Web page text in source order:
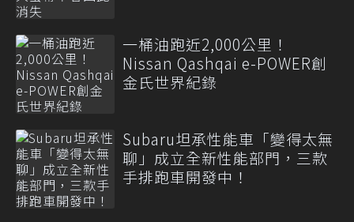
一桶油跑近2,000公里！
Nissan Qashqai e-POWER創
金氏世界紀錄
Subaru坦承性能車「變得太無
聊」成立全新性能部門，三款
手排跑車開發中！